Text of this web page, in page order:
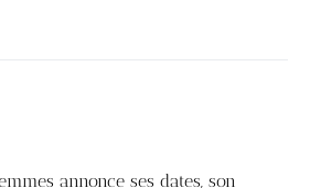
annonce ses dates, son